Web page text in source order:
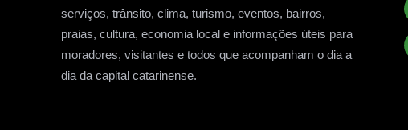
serviços, trânsito, clima, turismo, eventos, bairros,
praias, cultura, economia local e informações úteis para
moradores, visitantes e todos que acompanham o dia a
dia da capital catarinense.